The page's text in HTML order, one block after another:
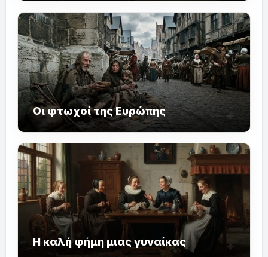
Οι φτωχοί της Ευρώπης
Η καλή φήμη μιας γυναίκας